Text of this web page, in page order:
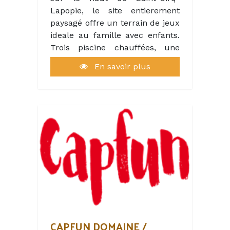
Lapopie, le site entierement
paysagé offre un terrain de jeux
ideale au famille avec enfants.
Trois piscine chauffées, une
vaste aire de jeux.
Un restaurant, fonctionnant
une pizzeria elle aussi ouvert le
soir unirquement.
En savoir plus